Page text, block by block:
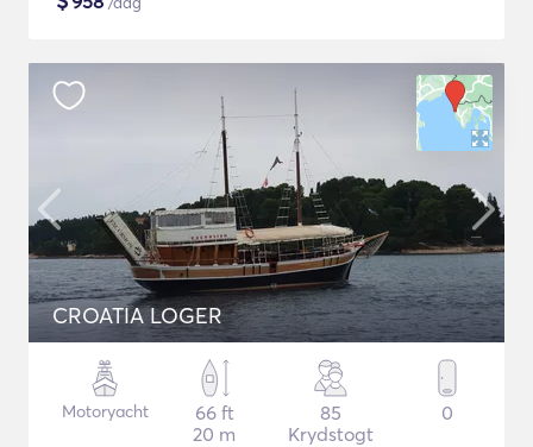
CROATIA LOGER
Motoryacht
66 ft
20 m
85
Krydstogt
0